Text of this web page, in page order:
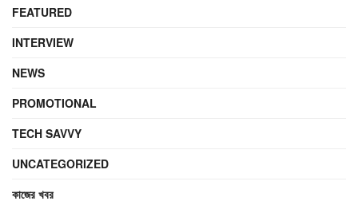
FEATURED
INTERVIEW
NEWS
PROMOTIONAL
TECH SAVVY
UNCATEGORIZED
কাজের খবর